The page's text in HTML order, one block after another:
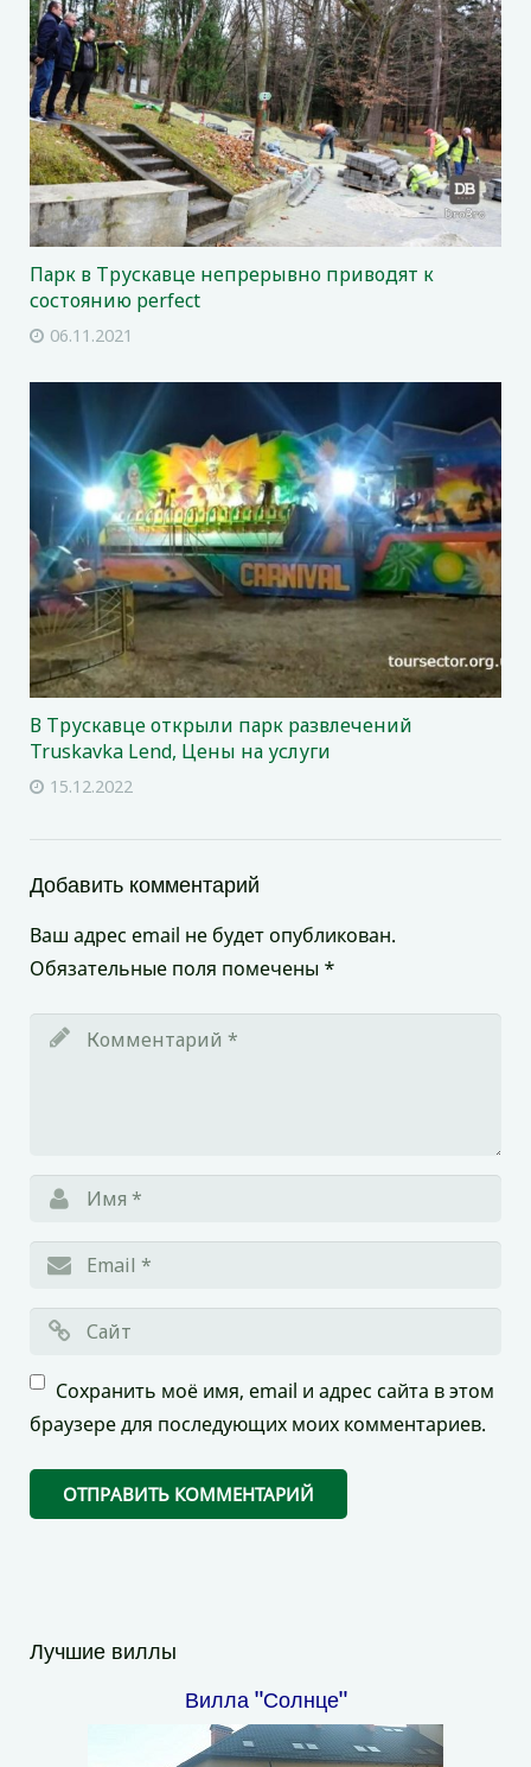
Парк в Трускавце непрерывно приводят к
состоянию perfect
06.11.2021
В Трускавце открыли парк развлечений
Truskavka Lend, Цены на услуги
15.12.2022
Добавить комментарий
Ваш адрес email не будет опубликован.
Обязательные поля помечены *
Сохранить моё имя, email и адрес сайта в этом
браузере для последующих моих комментариев.
Лучшие виллы
Вилла "Солнце"